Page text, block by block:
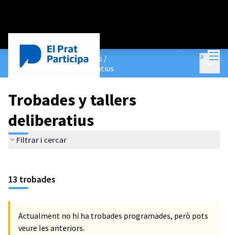
Entra
Pressupostos Participatius /
Trobades y tallers deliberatius
Trobades y tallers
deliberatius
Filtrar i cercar
13 trobades
Actualment no hi ha trobades programades, però pots
veure les anteriors.